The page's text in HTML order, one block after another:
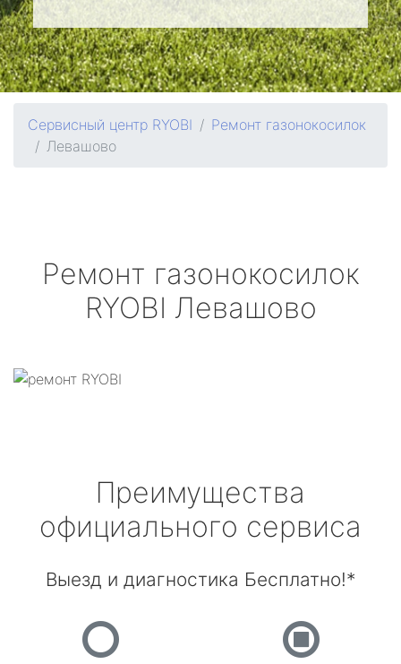
Сервисный центр RYOBI
Ремонт газонокосилок
Левашово
Ремонт газонокосилок
RYOBI Левашово
Преимущества
официального сервиса
Выезд и диагностика Бесплатно!*